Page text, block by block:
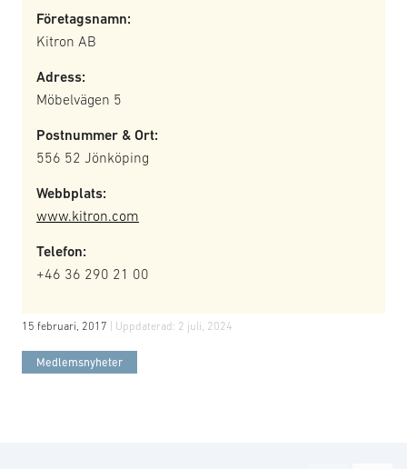
Företagsnamn:
Kitron AB
Adress:
Möbelvägen 5
Postnummer & Ort:
556 52 Jönköping
Webbplats:
www.kitron.com
Telefon:
+46 36 290 21 00
15 februari, 2017 | Uppdaterad: 2 juli, 2024
Medlemsnyheter